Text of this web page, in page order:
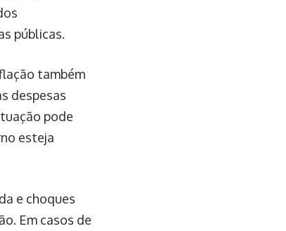
públicas.
também
despesas
pode
esteja
e choques
Em casos de